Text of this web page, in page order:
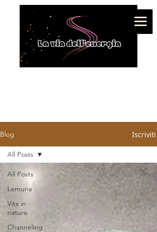
Blog Iscriviti
All Posts
Lemuria
Vita in
natura
Channeling
All Posts